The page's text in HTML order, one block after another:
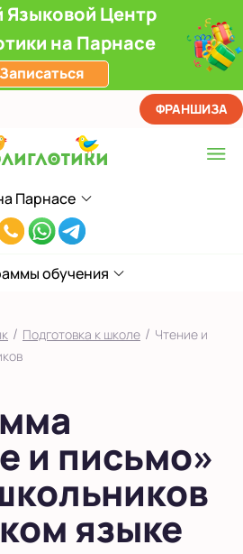
Языковой Центр
на Парнасе
Записаться
Парнасе
Выберите центр
Парк
Оккервиле
(школа)
на карте
другой город
05
ФРАНШИЗА
обучения
/ Подготовка к школе / Чтение и
и письмо»
языке